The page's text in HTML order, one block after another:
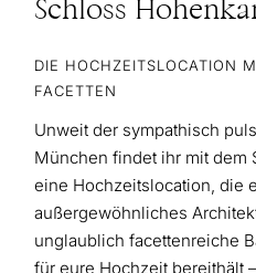
Schloss
DIE HOCHZEITSLOCATION
FACETTEN
Unweit der sympathisch
München findet ihr mit dem
eine Hochzeitslocation, die
außergewöhnliches
unglaublich facettenreiche
für eure Hochzeit bereithält